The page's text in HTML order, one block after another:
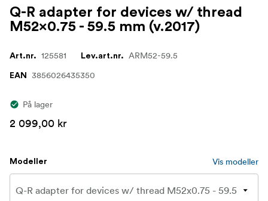
Q-R adapter for devices w/ thread
M52x0.75 - 59.5 mm (v.2017)
Art.nr. 125581 Lev.art.nr. ARM52-59.5
EAN 3856026435350
På lager
2 099,00 kr
Modeller Vis modeller